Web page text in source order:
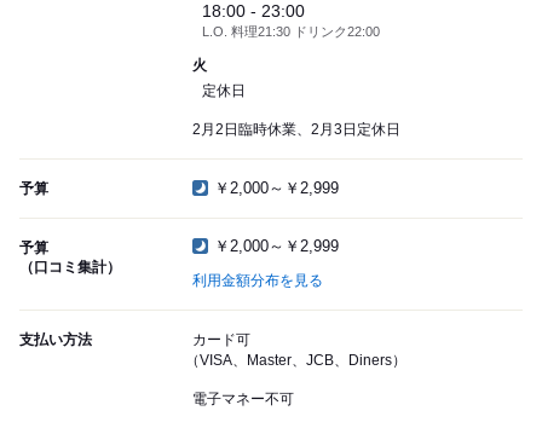
18:00 - 23:00
L.O. 料理21:30 ドリンク22:00
火
定休日
2月2日臨時休業、2月3日定休日
予算 ￥2,000～￥2,999
予算
（口コミ集計）
￥2,000～￥2,999
利用金額分布を見る
支払い方法
カード可
（VISA、Master、JCB、Diners）
電子マネー不可